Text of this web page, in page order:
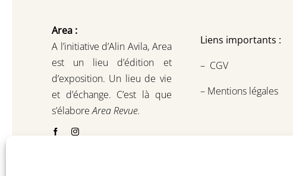
Area :
A l’initiative d’Alin Avila, Area
est un lieu d’édition et
d’exposition. Un lieu de vie
et d’échange. C’est là que
s’élaboreArea Revue.
Liens importants :
– CGV
–Mentions légales